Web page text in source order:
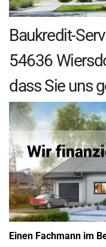
Baukredit-
54636
dass Sie uns
Einen Fachmann im